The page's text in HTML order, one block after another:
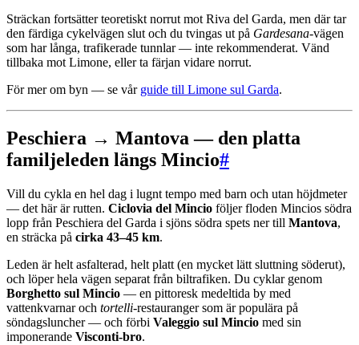
Sträckan fortsätter teoretiskt norrut mot Riva del Garda, men där tar
den färdiga cykelvägen slut och du tvingas ut på Gardesana-vägen
som har långa, trafikerade tunnlar — inte rekommenderat. Vänd
tillbaka mot Limone, eller ta färjan vidare norrut.
För mer om byn — se vår guide till Limone sul Garda.
Peschiera → Mantova — den platta
familjeleden längs Mincio#
Vill du cykla en hel dag i lugnt tempo med barn och utan höjdmeter
— det här är rutten. Ciclovia del Mincio följer floden Mincios södra
lopp från Peschiera del Garda i sjöns södra spets ner till Mantova,
en sträcka på cirka 43–45 km.
Leden är helt asfalterad, helt platt (en mycket lätt sluttning söderut),
och löper hela vägen separat från biltrafiken. Du cyklar genom
Borghetto sul Mincio — en pittoresk medeltida by med
vattenkvarnar och tortelli-restauranger som är populära på
söndagsluncher — och förbi Valeggio sul Mincio med sin
imponerande Visconti-bro.